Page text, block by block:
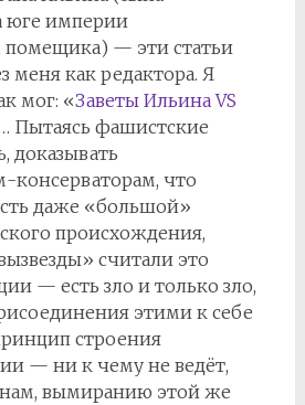
юге империи
помещика) — эти статьи
меня как редактора. Я
мог: «Заветы Ильина VS
Пытаясь фашистские
доказывать
консерваторам, что
даже «большой»
происхождения,
считали это
— есть зло и только зло,
этими к себе
строения
— ни к чему не ведёт,
вымиранию этой же